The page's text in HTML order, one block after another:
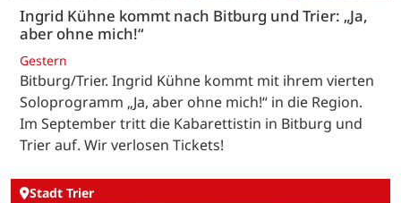
Ingrid Kühne kommt nach Bitburg und Trier: „Ja,
aber ohne mich!“
Gestern
Bitburg/Trier. Ingrid Kühne kommt mit ihrem vierten
Soloprogramm „Ja, aber ohne mich!“ in die Region.
Im September tritt die Kabarettistin in Bitburg und
Trier auf. Wir verlosen Tickets!
Stadt Trier